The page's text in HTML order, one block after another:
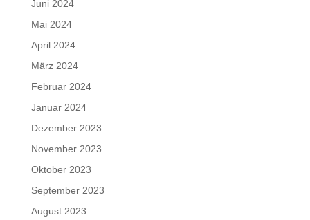
Juni 2024
Mai 2024
April 2024
März 2024
Februar 2024
Januar 2024
Dezember 2023
November 2023
Oktober 2023
September 2023
August 2023